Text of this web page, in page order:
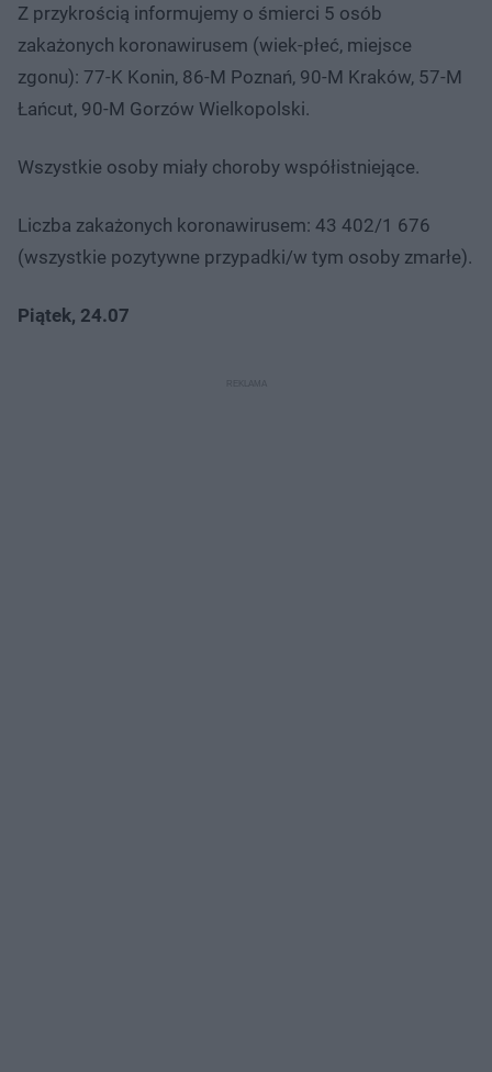
Z przykrością informujemy o śmierci 5 osób
zakażonych koronawirusem (wiek-płeć, miejsce
zgonu): 77-K Konin, 86-M Poznań, 90-M Kraków, 57-M
Łańcut, 90-M Gorzów Wielkopolski.
Wszystkie osoby miały choroby współistniejące.
Liczba zakażonych koronawirusem: 43 402/1 676
(wszystkie pozytywne przypadki/w tym osoby zmarłe).
Piątek, 24.07